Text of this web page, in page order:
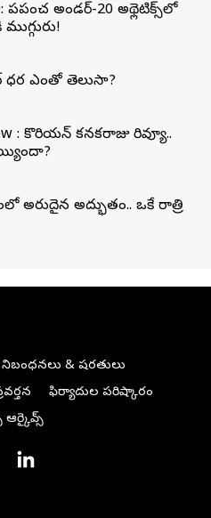
ప్రపంచ అండర్-20 అథ్లెటిక్స్‌లో
ధర ఎంతో తెలుసా?
: కొరియన్ కనకరాజు రివ్యూ..
అరుదైన అద్భుతం.. ఒకే రాత్రి
నిబంధనలు & షరతులు
ఫిర్యాదుల పరిష్కారం
ఆర్కైవ్స్